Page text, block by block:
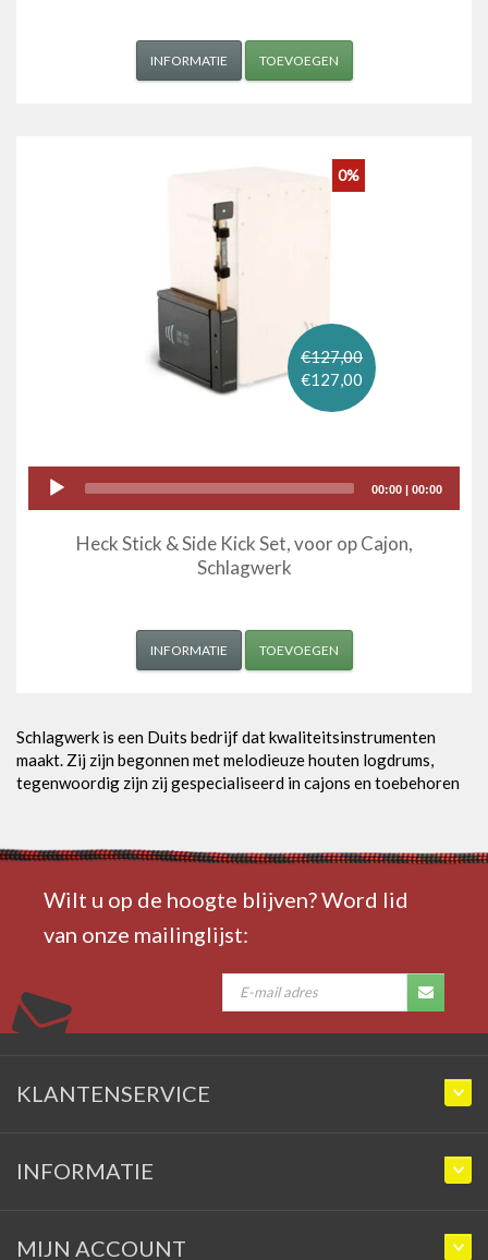
INFORMATIE TOEVOEGEN
€127,00
€127,00
0%
Player
00:00 | 00:00
Heck Stick & Side Kick Set, voor op Cajon,
Schlagwerk
INFORMATIE TOEVOEGEN
Schlagwerk is een Duits bedrijf dat kwaliteitsinstrumenten
maakt. Zij zijn begonnen met melodieuze houten logdrums,
tegenwoordig zijn zij gespecialiseerd in cajons en toebehoren
Wilt u op de hoogte blijven? Word lid
van onze mailinglijst:
KLANTENSERVICE
INFORMATIE
MIJN ACCOUNT